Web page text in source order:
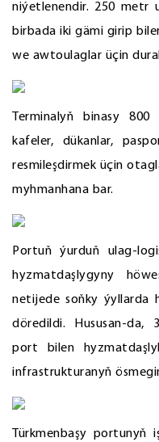
niýetlenendir. 250 metr
birbada iki gämi girip
we awtoulaglar üçin
Terminalyň binasy
kafeler, dükanlar,
resmileşdirmek üçin
myhmanhana bar.
Portuň ýurduň ulag-
hyzmatdaşlygyny
netijede soňky ýyllarda
döredildi. Hususan-da,
port bilen
infrastrukturanyň
Türkmenbaşy portunyň